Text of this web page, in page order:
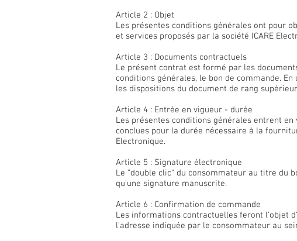
Article 2 : Objet
Les présentes conditions générales ont pour
et services proposés par la société ICARE
Article 3 : Documents contractuels
Le présent contrat est formé par les
conditions générales, le bon de commande.
les dispositions du document de rang
Article 4 : Entrée en vigueur - durée
Les présentes conditions générales entrent
conclues pour la durée nécessaire à la
Electronique.
Article 5 : Signature électronique
Le "double clic" du consommateur au titre du
qu'une signature manuscrite.
Article 6 : Confirmation de commande
Les informations contractuelles feront l'objet
l'adresse indiquée par le consommateur au